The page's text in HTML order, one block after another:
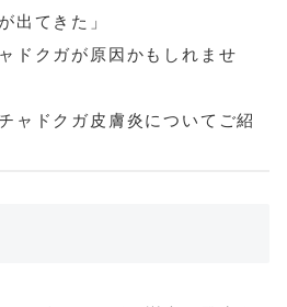
出てきた」
ドクガが原因かもしれませ
ャドクガ皮膚炎についてご紹